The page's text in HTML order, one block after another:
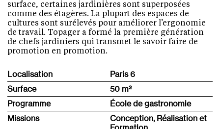
surface, certaines jardinières sont superposées
comme des étagères. La plupart des espaces de
cultures sont surélevés pour améliorer l’ergonomie
de travail. Topager a formé la première génération
de chefs jardiniers qui transmet le savoir faire de
promotion en promotion.
Localisation
Paris 6
Surface
50 m²
Programme
École de gastronomie
Missions
Conception, Réalisation et